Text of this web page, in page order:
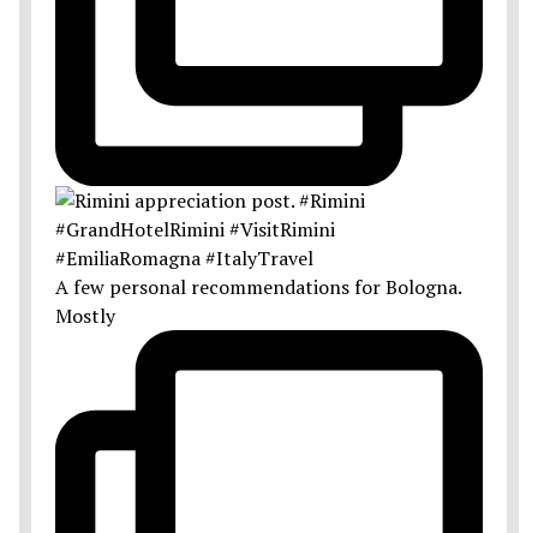
A few personal recommendations for Bologna.
Mostly